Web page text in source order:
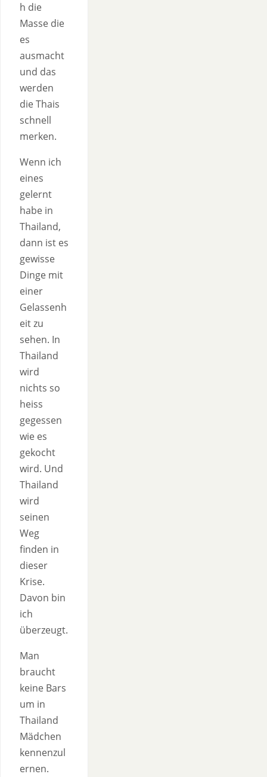
h die
Masse die
es
ausmacht
und das
werden
die Thais
schnell
merken.
Wenn ich
eines
gelernt
habe in
Thailand,
dann ist es
gewisse
Dinge mit
einer
Gelassenh
eit zu
sehen. In
Thailand
wird
nichts so
heiss
gegessen
wie es
gekocht
wird. Und
Thailand
wird
seinen
Weg
finden in
dieser
Krise.
Davon bin
ich
überzeugt.
Man
braucht
keine Bars
um in
Thailand
Mädchen
kennenzul
ernen.